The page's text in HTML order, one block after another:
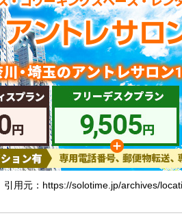
引用元：https://solotime.jp/archives/